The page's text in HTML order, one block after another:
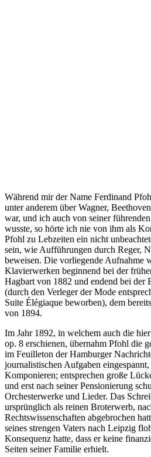
Während mir der Name Ferdinand
unter anderem über Wagner,
war, und ich auch von seiner
wusste, so hörte ich nie von ihm als
Pfohl zu Lebzeiten ein nicht
sein, wie Aufführungen durch Reger,
beweisen. Die vorliegende Aufnahme
Klavierwerken beginnend bei der
Hagbart von 1882 und endend bei der
(durch den Verleger der Mode
Suite Élégiaque beworben), dem
von 1894.
Im Jahr 1892, in welchem auch die
op. 8 erschienen, übernahm Pfohl die
im Feuilleton der Hamburger
journalistischen Aufgaben
Komponieren; entsprechen große
und erst nach seiner Pensionierung
Orchesterwerke und Lieder. Das
ursprünglich als reinen Broterwerb,
Rechtswissenschaften abgebrochen
seines strengen Vaters nach Leipzig
Konsequenz hatte, dass er keine
Seiten seiner Familie erhielt.